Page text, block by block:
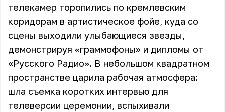
телекамер торопились по кремлевским
коридорам в артистическое фойе, куда со
сцены выходили улыбающиеся звезды,
демонстрируя «граммофоны» и дипломы от
«Русского Радио». В небольшом квадратном
пространстве царила рабочая атмосфера:
шла съемка коротких интервью для
телеверсии церемонии, вспыхивали